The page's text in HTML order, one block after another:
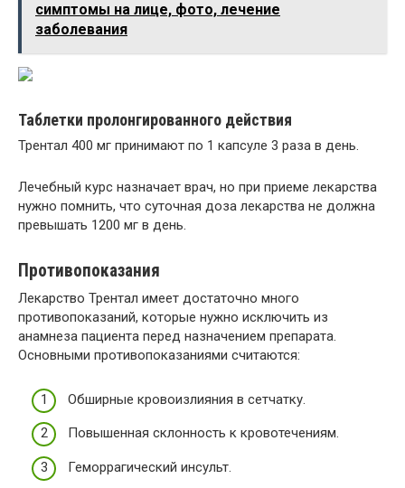
симптомы на лице, фото, лечение
заболевания
Таблетки пролонгированного действия
Трентал 400 мг принимают по 1 капсуле 3 раза в день.
Лечебный курс назначает врач, но при приеме лекарства
нужно помнить, что суточная доза лекарства не должна
превышать 1200 мг в день.
Противопоказания
Лекарство Трентал имеет достаточно много
противопоказаний, которые нужно исключить из
анамнеза пациента перед назначением препарата.
Основными противопоказаниями считаются:
Обширные кровоизлияния в сетчатку.
Повышенная склонность к кровотечениям.
Геморрагический инсульт.